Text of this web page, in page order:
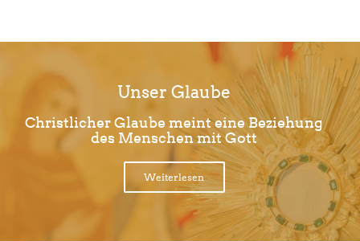
Unser Glaube
Christlicher Glaube meint eine Beziehung
des Menschen mit Gott
Weiterlesen